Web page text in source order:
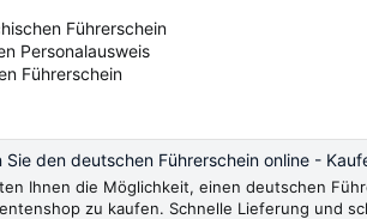
Führerschein
Personalausweis
Führerschein
Sie den deutschen Führerschein online -
Ihnen die Möglichkeit, einen deutschen
zu kaufen. Schnelle Lieferung und